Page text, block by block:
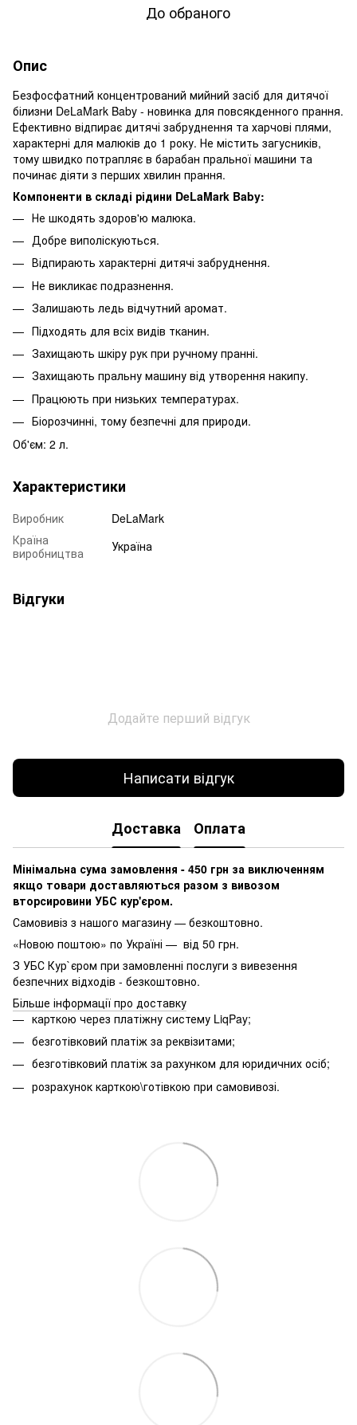
До обраного
Опис
Безфосфатний концентрований мийний засіб для дитячої
білизни DeLaMark Baby - новинка для повсякденного прання.
Ефективно відпирає дитячі забруднення та харчові плями,
характерні для малюків до 1 року. Не містить загусників,
тому швидко потрапляє в барабан пральної машини та
починає діяти з перших хвилин прання.
Компоненти в складі рідини DeLaMark Baby:
Не шкодять здоров'ю малюка.
Добре виполіскуються.
Відпирають характерні дитячі забруднення.
Не викликає подразнення.
Залишають ледь відчутний аромат.
Підходять для всіх видів тканин.
Захищають шкіру рук при ручному пранні.
Захищають пральну машину від утворення накипу.
Працюють при низьких температурах.
Біорозчинні, тому безпечні для природи.
Об'єм: 2 л.
Характеристики
Виробник
DeLaMark
Країна
виробництва
Україна
Відгуки
Додайте перший відгук
Написати відгук
Доставка Оплата
Мінімальна сума замовлення - 450 грн за виключенням
якщо товари доставляються разом з вивозом
вторсировини УБС кур'єром.
Самовивіз з нашого магазину — безкоштовно.
«Новою поштою» по Україні — від 50 грн.
З УБС Кур`єром при замовленні послуги з вивезення
безпечних відходів - безкоштовно.
Більше інформації про доставку
карткою через платіжну систему LiqPay;
безготівковий платіж за реквізитами;
безготівковий платіж за рахунком для юридичних осіб;
розрахунок карткою\готівкою при самовивозі.